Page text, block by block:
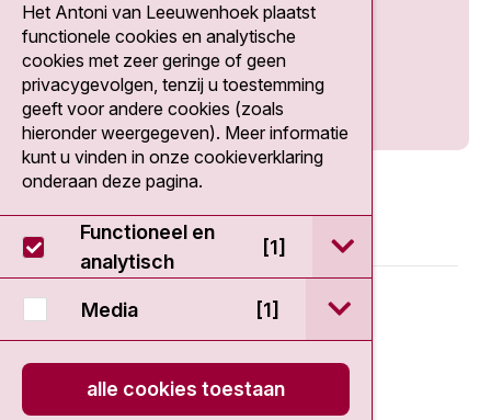
Social media
© 2026 - Antoni van Leeuwenhoek
Disclaimer
Het Antoni van Leeuwenhoek plaatst
functionele cookies en analytische
cookies met zeer geringe of geen
privacygevolgen, tenzij u toestemming
geeft voor andere cookies (zoals
hieronder weergegeven). Meer informatie
kunt u vinden in onze cookieverklaring
onderaan deze pagina.
Functioneel en
analytisch
[1] open / sluit
Media [1] open / sluit
alle cookies toestaan